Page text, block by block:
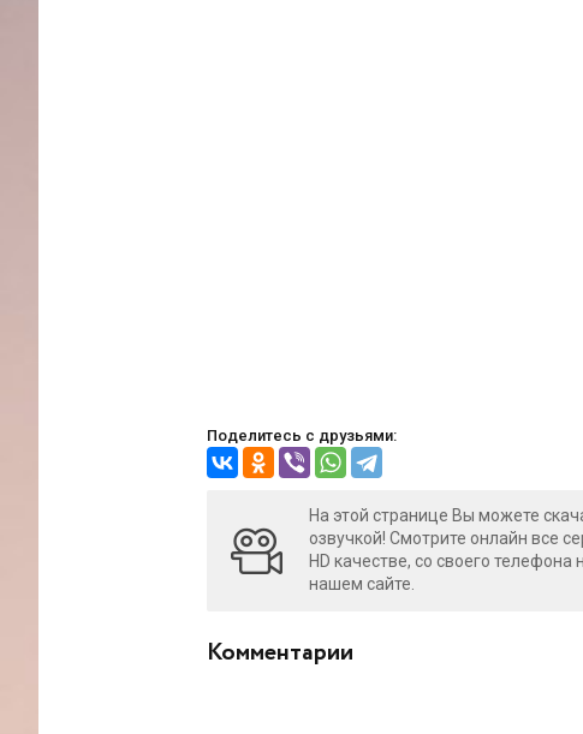
Поделитесь с друзьями:
На этой странице Вы можете
озвучкой! Смотрите онлайн все
HD качестве, со своего
нашем сайте.
Комментарии